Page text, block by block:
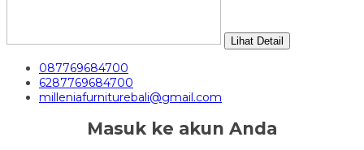
Lihat Detail
087769684700
6287769684700
milleniafurniturebali@gmail.com
Masuk ke akun Anda